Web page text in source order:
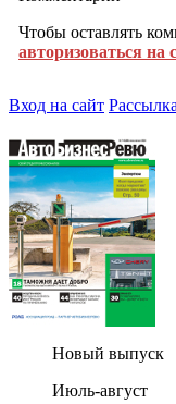
Чтобы оставлять
авторизоваться на
Вход на сайт Рассылка
Новый выпуск
Июль-август